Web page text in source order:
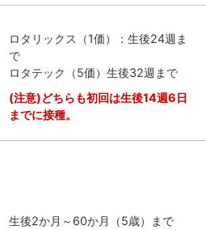
ロタリックス（1価）：生後24週ま
で
ロタテック（5価）生後32週まで
(注意)どちらも初回は生後14週6日
までに接種。
生後2か月～60か月（5歳）まで